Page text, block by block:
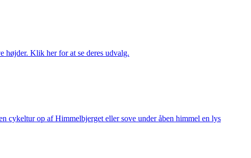
højder. Klik her for at se deres udvalg.
cykeltur op af Himmelbjerget eller sove under åben himmel en lys